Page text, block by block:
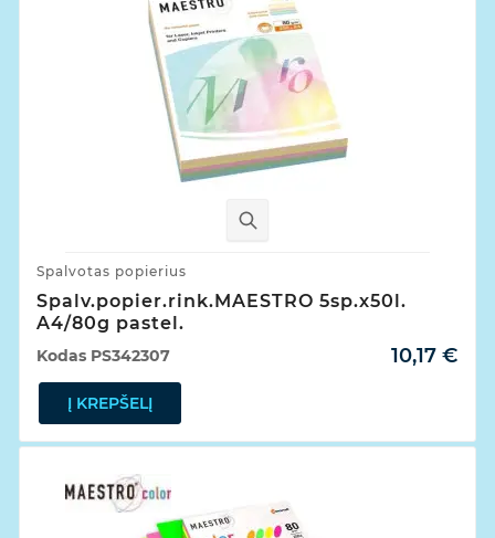
Spalvotas popierius
Spalv.popier.rink.MAESTRO 5sp.x50l.
A4/80g pastel.
10,17 €
Kodas PS342307
Į KREPŠELĮ